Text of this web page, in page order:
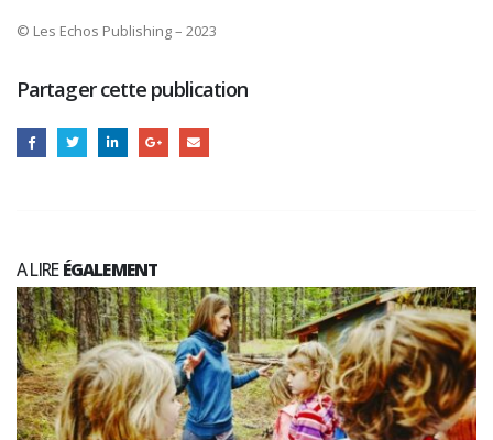
© Les Echos Publishing – 2023
Partager cette publication
A LIREÉGALEMENT